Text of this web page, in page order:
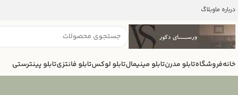
درباره ماوبلاگ
خانهفروشگاهتابلو مدرنتابلو مینیمالتابلو لوکستابلو فانتزیتابلو پینترستی